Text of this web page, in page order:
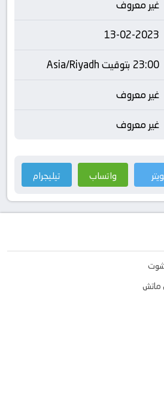
غير معروف
13-02-2023
23:00 بتوقيت Asia/Riyadh
غير معروف
غير معروف
واتساب تيليجرام
شوت
ماتش